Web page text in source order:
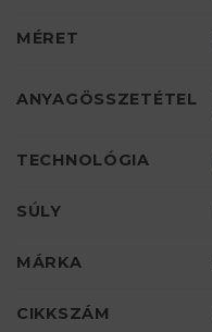
MÉRET
ANYAGÖSSZETÉTEL
TECHNOLÓGIA
SÚLY
MÁRKA
CIKKSZÁM